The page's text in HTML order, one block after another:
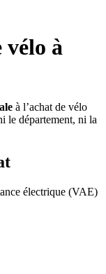
vélo à
à l’achat de vélo
le département, ni la
électrique (VAE)